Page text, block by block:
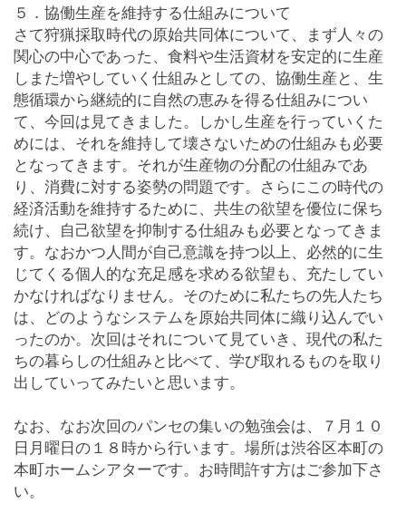
５．協働生産を維持する仕組みについて
さて狩猟採取時代の原始共同体について、まず人々の
関心の中心であった、食料や生活資材を安定的に生産
しまた増やしていく仕組みとしての、協働生産と、生
態循環から継続的に自然の恵みを得る仕組みについ
て、今回は見てきました。しかし生産を行っていくた
めには、それを維持して壊さないための仕組みも必要
となってきます。それが生産物の分配の仕組みであ
り、消費に対する姿勢の問題です。さらにこの時代の
経済活動を維持するために、共生の欲望を優位に保ち
続け、自己欲望を抑制する仕組みも必要となってきま
す。なおかつ人間が自己意識を持つ以上、必然的に生
じてくる個人的な充足感を求める欲望も、充たしてい
かなければなりません。そのために私たちの先人たち
は、どのようなシステムを原始共同体に織り込んでい
ったのか。次回はそれについて見ていき、現代の私た
ちの暮らしの仕組みと比べて、学び取れるものを取り
出していってみたいと思います。
なお、なお次回のパンセの集いの勉強会は、７月１０
日月曜日の１８時から行います。場所は渋谷区本町の
本町ホームシアターです。お時間許す方はご参加下さ
い。